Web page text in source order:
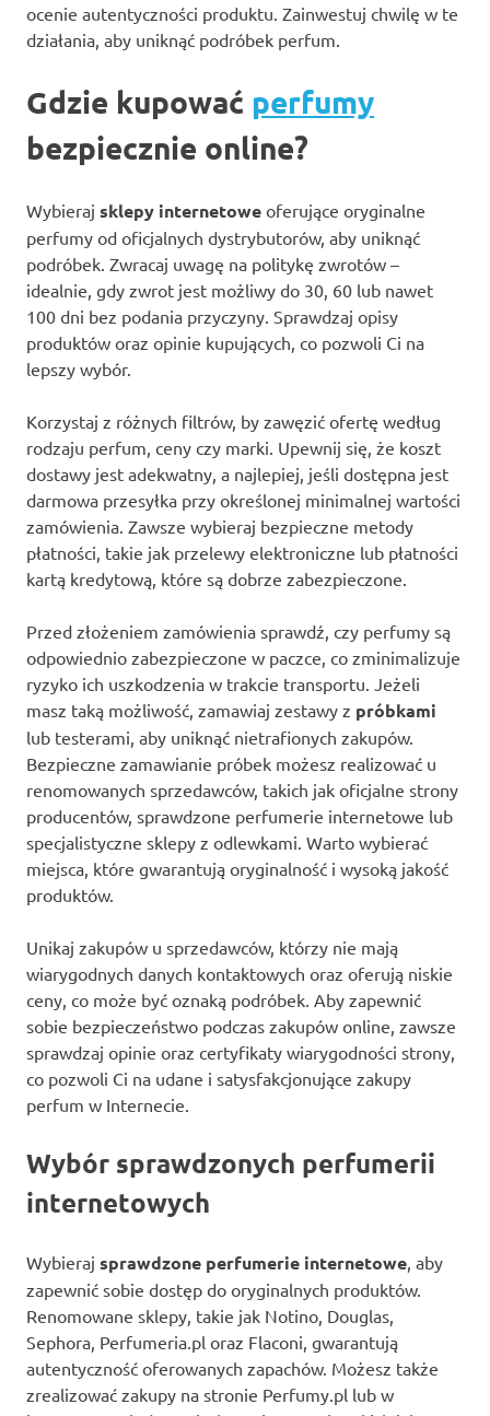
ocenie autentyczności produktu. Zainwestuj chwilę w te
działania, aby uniknąć podróbek perfum.
Gdzie kupować perfumy
bezpiecznie online?
Wybieraj sklepy internetowe oferujące oryginalne
perfumy od oficjalnych dystrybutorów, aby uniknąć
podróbek. Zwracaj uwagę na politykę zwrotów –
idealnie, gdy zwrot jest możliwy do 30, 60 lub nawet
100 dni bez podania przyczyny. Sprawdzaj opisy
produktów oraz opinie kupujących, co pozwoli Ci na
lepszy wybór.
Korzystaj z różnych filtrów, by zawęzić ofertę według
rodzaju perfum, ceny czy marki. Upewnij się, że koszt
dostawy jest adekwatny, a najlepiej, jeśli dostępna jest
darmowa przesyłka przy określonej minimalnej wartości
zamówienia. Zawsze wybieraj bezpieczne metody
płatności, takie jak przelewy elektroniczne lub płatności
kartą kredytową, które są dobrze zabezpieczone.
Przed złożeniem zamówienia sprawdź, czy perfumy są
odpowiednio zabezpieczone w paczce, co zminimalizuje
ryzyko ich uszkodzenia w trakcie transportu. Jeżeli
masz taką możliwość, zamawiaj zestawy z próbkami
lub testerami, aby uniknąć nietrafionych zakupów.
Bezpieczne zamawianie próbek możesz realizować u
renomowanych sprzedawców, takich jak oficjalne strony
producentów, sprawdzone perfumerie internetowe lub
specjalistyczne sklepy z odlewkami. Warto wybierać
miejsca, które gwarantują oryginalność i wysoką jakość
produktów.
Unikaj zakupów u sprzedawców, którzy nie mają
wiarygodnych danych kontaktowych oraz oferują niskie
ceny, co może być oznaką podróbek. Aby zapewnić
sobie bezpieczeństwo podczas zakupów online, zawsze
sprawdzaj opinie oraz certyfikaty wiarygodności strony,
co pozwoli Ci na udane i satysfakcjonujące zakupy
perfum w Internecie.
Wybór sprawdzonych perfumerii
internetowych
Wybieraj sprawdzone perfumerie internetowe, aby
zapewnić sobie dostęp do oryginalnych produktów.
Renomowane sklepy, takie jak Notino, Douglas,
Sephora, Perfumeria.pl oraz Flaconi, gwarantują
autentyczność oferowanych zapachów. Możesz także
zrealizować zakupy na stronie Perfumy.pl lub w